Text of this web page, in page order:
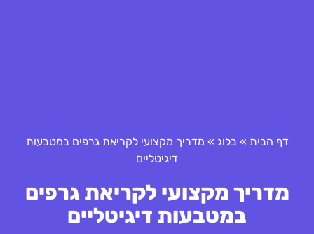
דף הבית » בלוג » מדריך מקצועי לקריאת גרפים במטבעות
דיגיטליים
מדריך מקצועי לקריאת גרפים
במטבעות דיגיטליים